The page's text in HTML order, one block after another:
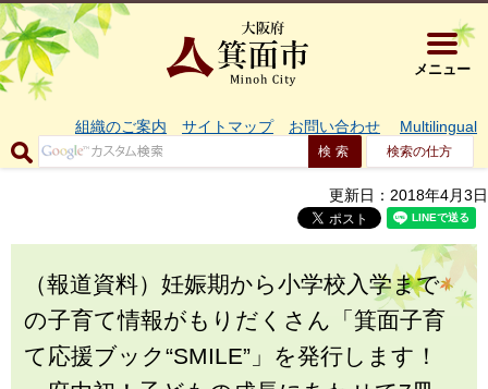
大阪府箕
メニュー
組織のご案内 サイトマップ お問い合わせ Multilingual
検索の仕方
更新日：2018年4月3日
（報道資料）妊娠期から小学校入学まで
の子育て情報がもりだくさん「箕面子育
て応援ブック“SMILE”」を発行します！